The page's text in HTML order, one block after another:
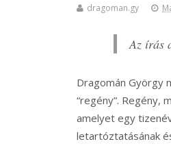
dragoman.gy
Az írás
Dragomán György
“regény”. Regény,
amelyet egy
letartóztatásának